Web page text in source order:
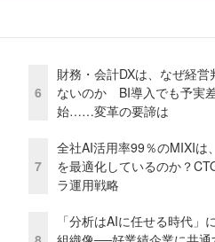
6
財務・会計DXは、なぜ経営
ないのか BI導入でも予実
始……変革の要諦は
7
全社AI活用率99％のMIXIは
を最適化しているのか？
ラ運用戦略
「分析はAIに任せる時代」